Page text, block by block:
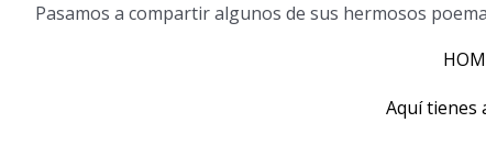
Pasamos a compartir algunos de sus hermosos
Aquí tienes